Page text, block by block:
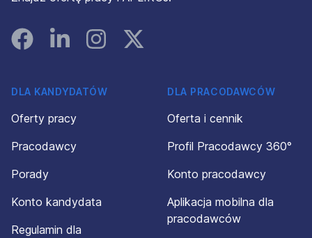
FacebookLinked InInstagramInstagram
DLA KANDYDATÓW
Oferty pracy
Pracodawcy
Porady
Konto kandydata
Regulamin dla
DLA PRACODAWCÓW
Oferta i cennik
Profil Pracodawcy 360°
Konto pracodawcy
Aplikacja mobilna dla
pracodawców